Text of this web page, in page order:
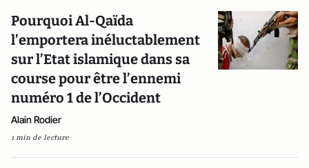
Pourquoi Al-Qaïda
l’emportera inéluctablement
sur l’Etat islamique dans sa
course pour être l’ennemi
numéro 1 de l’Occident
Alain Rodier
1 min de lecture